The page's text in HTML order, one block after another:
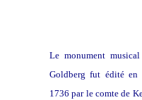
Le monument
Goldberg fut édité en
1736 par le comte de